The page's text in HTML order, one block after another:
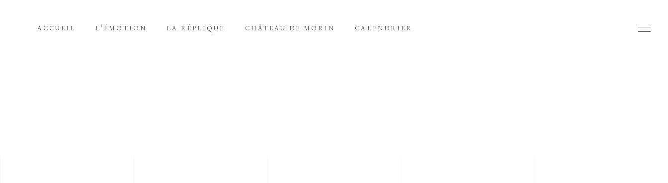
ACCUEIL L’ÉMOTION LA RÉPLIQUE CHÂTEAU DE MORIN CALENDRIER